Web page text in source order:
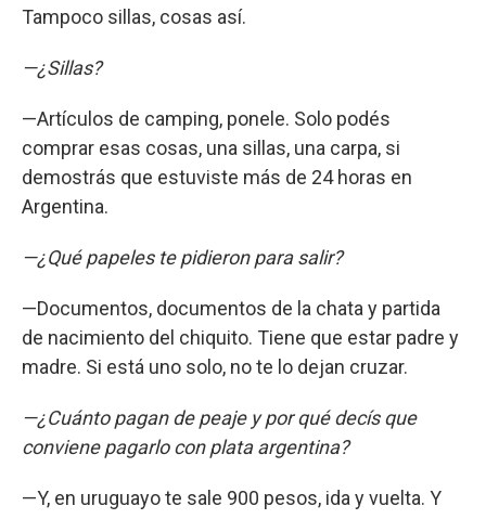
Tampoco sillas, cosas así.
—¿Sillas?
—Artículos de camping, ponele. Solo podés
comprar esas cosas, una sillas, una carpa, si
demostrás que estuviste más de 24 horas en
Argentina.
—¿Qué papeles te pidieron para salir?
—Documentos, documentos de la chata y partida
de nacimiento del chiquito. Tiene que estar padre y
madre. Si está uno solo, no te lo dejan cruzar.
—¿Cuánto pagan de peaje y por qué decís que
conviene pagarlo con plata argentina?
—Y, en uruguayo te sale 900 pesos, ida y vuelta. Y